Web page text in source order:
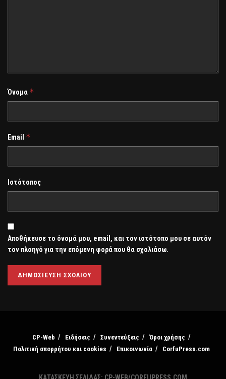
Όνομα *
Email *
Ιστότοπος
Αποθήκευσε το όνομά μου, email, και τον ιστότοπο μου σε αυτόν
τον πλοηγό για την επόμενη φορά που θα σχολιάσω.
CP-Web Ειδήσεις Συνεντεύξεις
Όροι χρήσης
Πολιτική απορρήτου και cookies
Επικοινωνία CorfuPress.com
ΚΑΤΑΣΚΕΥΗ ΣΕΛΙΔΑΣ: CP-WEB/CORFUPRESS.COM